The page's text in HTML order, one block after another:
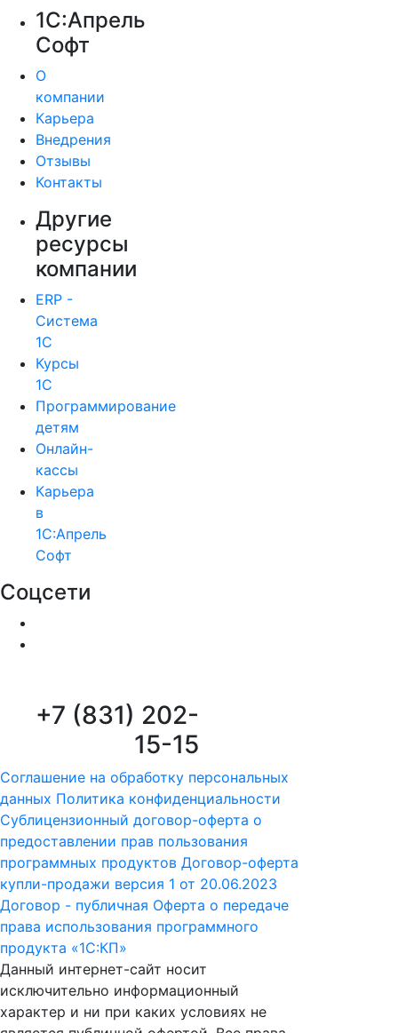
1С:Апрель
Софт
О
компании
Карьера
Внедрения
Отзывы
Контакты
Другие
ресурсы
компании
ERP -
Система
1С
Курсы
1С
Программирование
детям
Онлайн-
кассы
Карьера
в
1С:Апрель
Софт
Соцсети
+7 (831) 202-
15-15
Соглашение на обработку персональных
данных Политика конфиденциальности
Сублицензионный договор-оферта о
предоставлении прав пользования
программных продуктов Договор-оферта
купли-продажи версия 1 от 20.06.2023
Договор - публичная Оферта о передаче
права использования программного
продукта «1С:КП»
Данный интернет-сайт носит
исключительно информационный
характер и ни при каких условиях не